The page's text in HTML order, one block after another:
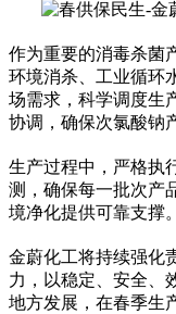
作为重要的消毒杀菌
环境消杀、工业循环
场需求，科学调度生
协调，确保次氯酸钠
生产过程中，严格执
测，确保每一批次产
境净化提供可靠支撑。
金蔚化工将持续强化
力，以稳定、安全、
地方发展，在春季生